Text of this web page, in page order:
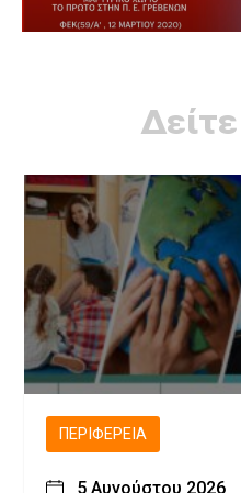
ΠΕΡΙΦΈΡΕΙΑ
5 Αυγούστου 2026